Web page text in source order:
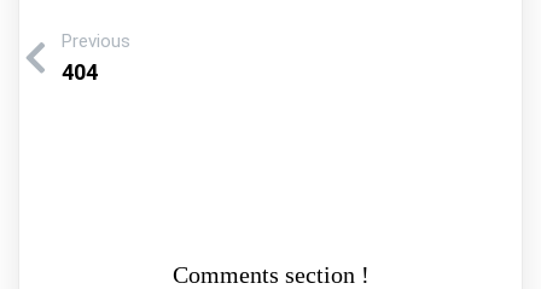
Previous
404
Comments section !